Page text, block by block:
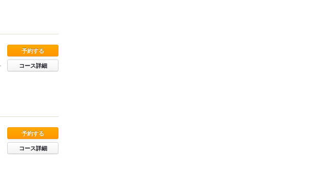
予約する
コース詳細
予約する
コース詳細